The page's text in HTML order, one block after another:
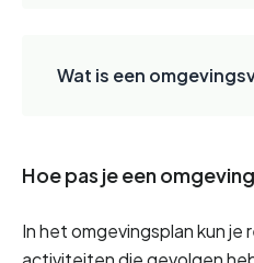
Wat is een
Hoe pas je een
In het omgevingsplan kun je